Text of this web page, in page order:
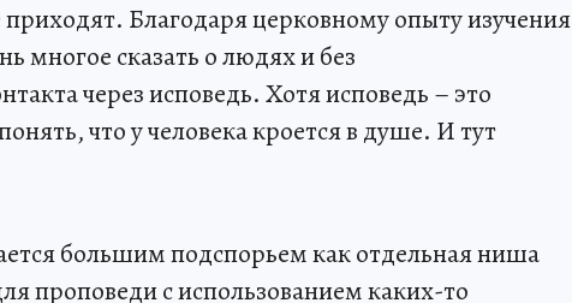
Благодаря церковному опыту изучения
многое сказать о людях и без
через исповедь. Хотя исповедь – это
что у человека кроется в душе. И тут
большим подспорьем как отдельная ниша
проповеди с использованием каких-то